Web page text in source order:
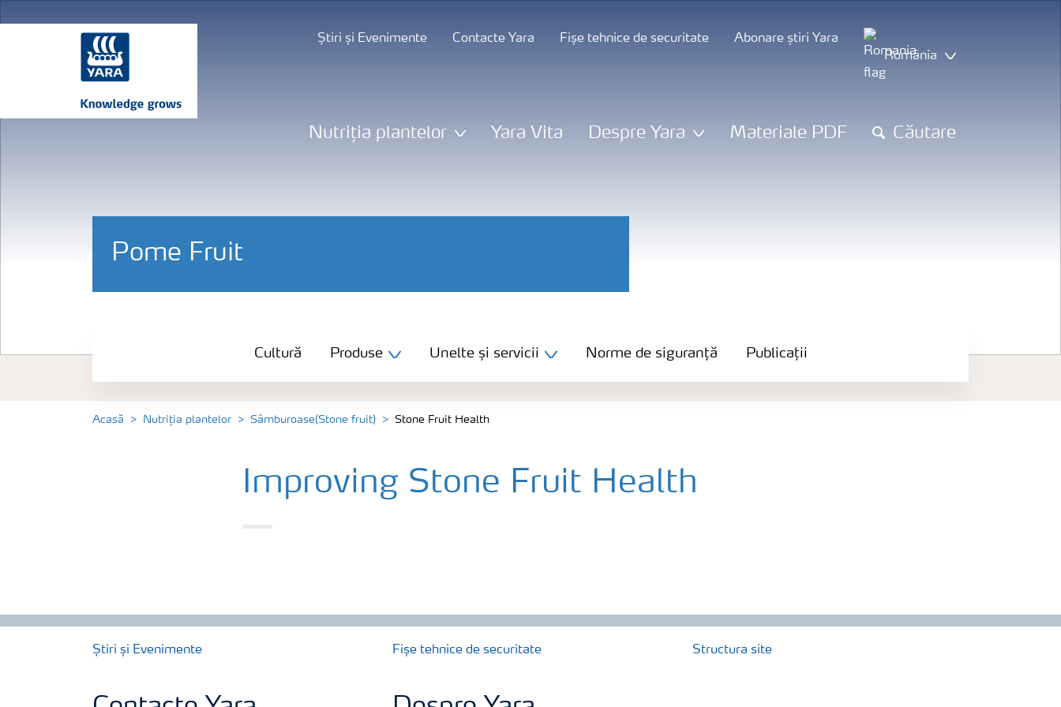
Știri și Evenimente Contacte Yara Fișe tehnice de securitate
Abonare știri Yara
România
Nutriția plantelor Yara Vita Despre Yara Materiale PDF Căutare
Pome Fruit
Unelte și servicii
Cultură Produse Unelte și servicii Norme de siguranță Publicații
Acasă Nutriția plantelor Sâmburoase(Stone fruit) Stone Fruit Health
Improving Stone Fruit Health
Știri și Evenimente Fișe tehnice de securitate Structura site